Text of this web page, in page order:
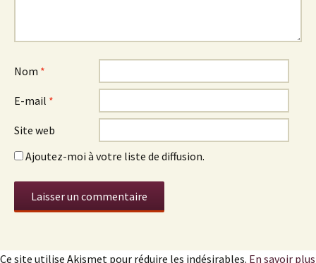
Nom *
E-mail *
Site web
Ajoutez-moi à votre liste de diffusion.
Ce site utilise Akismet pour réduire les indésirables. En savoir plus